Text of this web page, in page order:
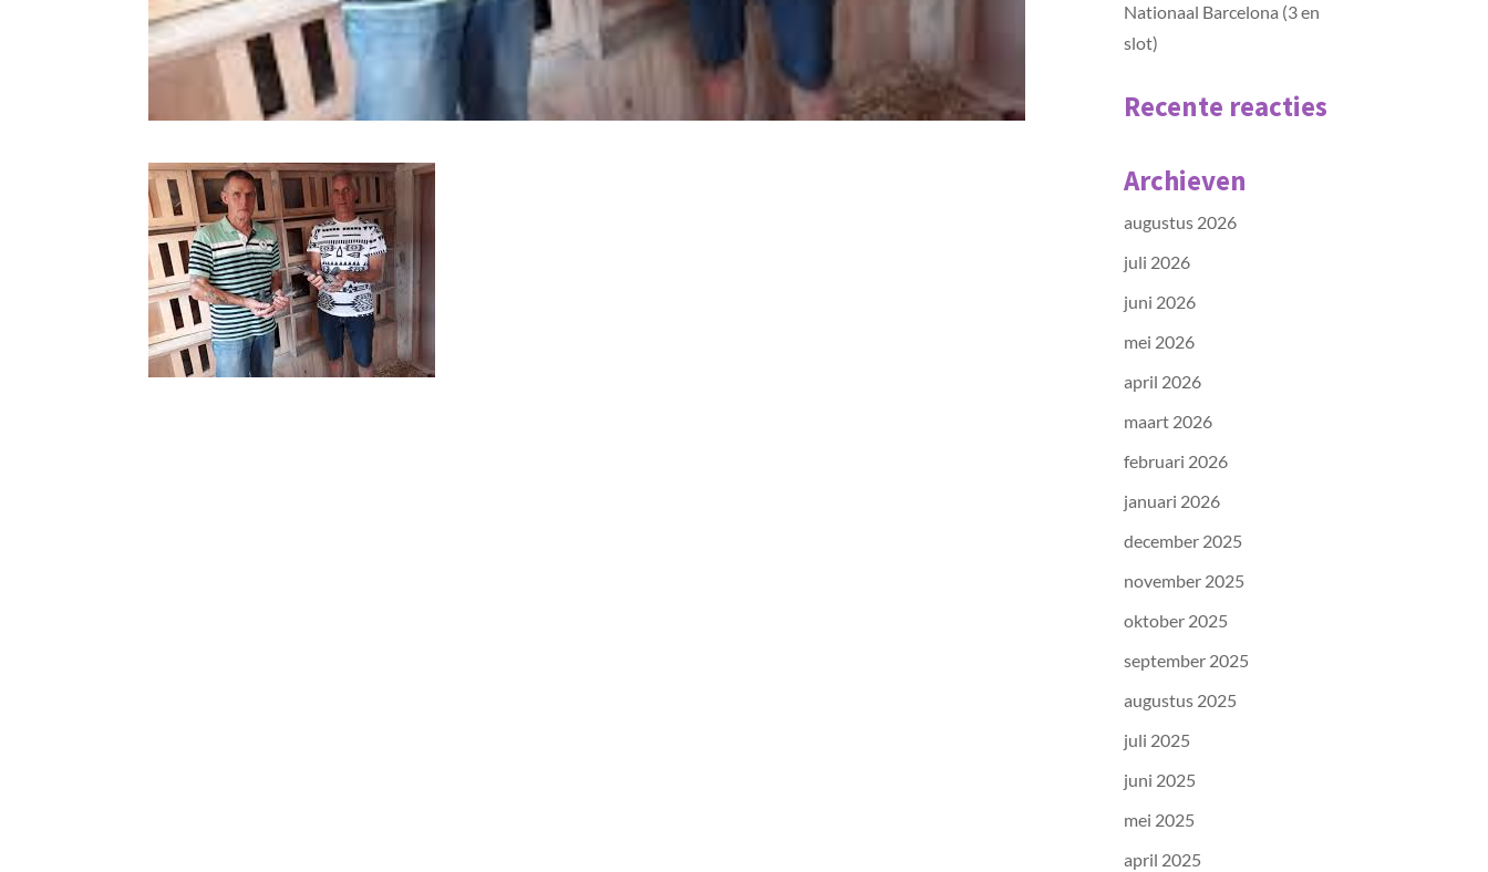
Nationaal Barcelona (3 en
slot)
Recente reacties
Archieven
augustus 2026
juli 2026
juni 2026
mei 2026
april 2026
maart 2026
februari 2026
januari 2026
december 2025
november 2025
oktober 2025
september 2025
augustus 2025
juli 2025
juni 2025
mei 2025
april 2025